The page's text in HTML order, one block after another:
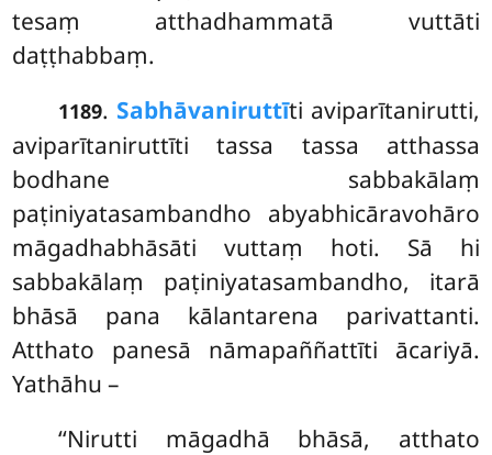
tesaṃ atthadhammatā vuttāti
daṭṭhabbaṃ.
1189. Sabhāvaniruttīti aviparītanirutti,
aviparītaniruttīti tassa tassa atthassa
bodhane sabbakālaṃ
paṭiniyatasambandho abyabhicāravohāro
māgadhabhāsāti vuttaṃ hoti. Sā hi
sabbakālaṃ paṭiniyatasambandho, itarā
bhāsā pana kālantarena parivattanti.
Atthato panesā nāmapaññattīti ācariyā.
Yathāhu –
‘‘Nirutti māgadhā bhāsā, atthato